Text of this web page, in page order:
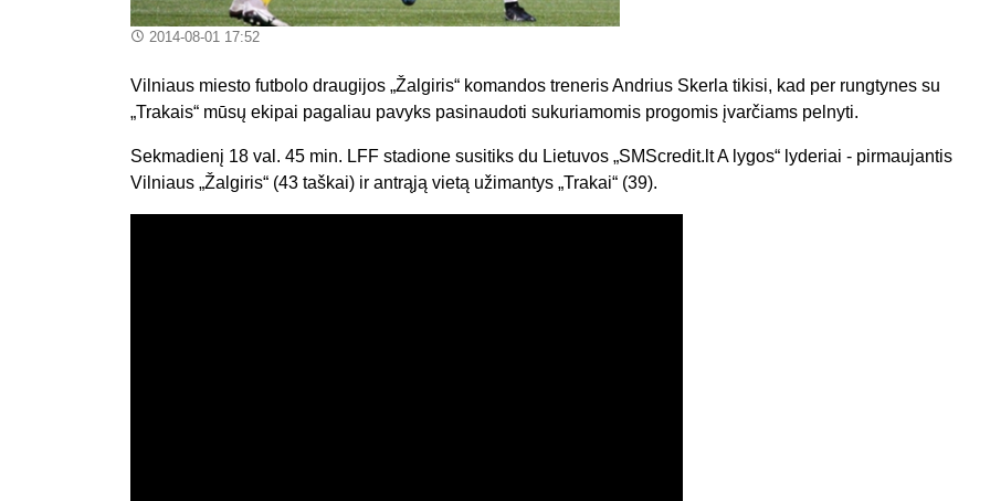
2014-08-01 17:52
Vilniaus miesto futbolo draugijos „Žalgiris“ komandos treneris Andrius Skerla tikisi, kad per rungtynes su
„Trakais“ mūsų ekipai pagaliau pavyks pasinaudoti sukuriamomis progomis įvarčiams pelnyti.
Sekmadienį 18 val. 45 min. LFF stadione susitiks du Lietuvos „SMScredit.lt A lygos“ lyderiai - pirmaujantis
Vilniaus „Žalgiris“ (43 taškai) ir antrąją vietą užimantys „Trakai“ (39).